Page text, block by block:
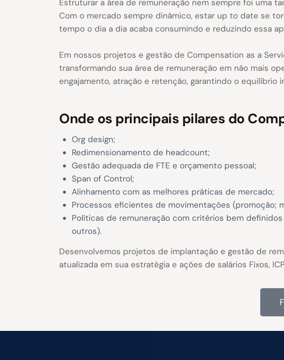
Estruturar a área de remuneração nem sempre foi uma
Com o mercado sempre dinâmico, estar up to date se
tempo o dia a dia acaba consumindo e reduzindo essa
Em nossos projetos e gestão de Compensation as a
transformando sua área de remuneração em não mais
engajamento, atração e retenção, garantindo o equilíbrio
Onde os principais pilares do
Org design;
Redimensionamento de headcount;
Gestão adequada de FTE e orçamento pessoal;
Span of Control;
Alinhamento com as melhores práticas de mercado;
Processos eficientes de movimentações (promoção;
Políticas de remuneração com critérios bem
outros).
Desenvolvemos projetos de implantação e gestão de
atualizada em sua estratégia e ações de salários Fixos,